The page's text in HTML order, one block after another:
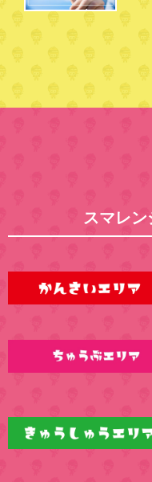
スマレン